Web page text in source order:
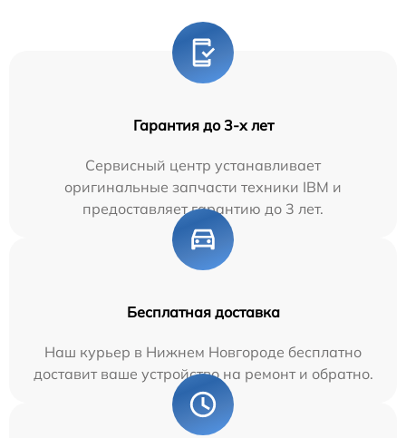
Гарантия до 3-х лет
Сервисный центр устанавливает
оригинальные запчасти техники IBM и
предоставляет гарантию до 3 лет.
Бесплатная доставка
Наш курьер в Нижнем Новгороде бесплатно
доставит ваше устройство на ремонт и обратно.